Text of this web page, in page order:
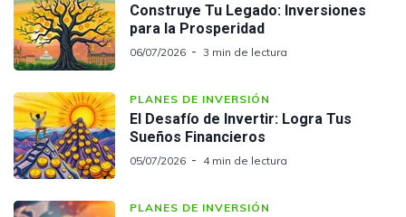
Construye Tu Legado: Inversiones
para la Prosperidad
06/07/2026 3 min de lectura
PLANES DE INVERSIÓN
El Desafío de Invertir: Logra Tus
Sueños Financieros
05/07/2026 4 min de lectura
PLANES DE INVERSIÓN